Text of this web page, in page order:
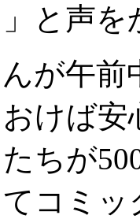
と声
が午前
けば安
ちが
コミ